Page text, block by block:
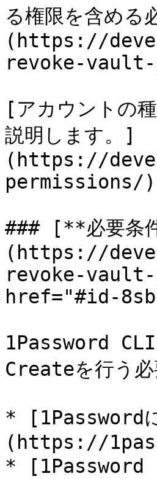
る権限を含める
(https://
revoke-
[アカウントの
説明します。]
(https://
permissions/)
### [**必要条
(https://
revoke-
href="#id-
1Password CLI
Createを行う
* [1Password
(https://
* [1Password